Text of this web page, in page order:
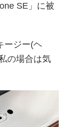
SE」に被
ージー(ヘ
の場合は気